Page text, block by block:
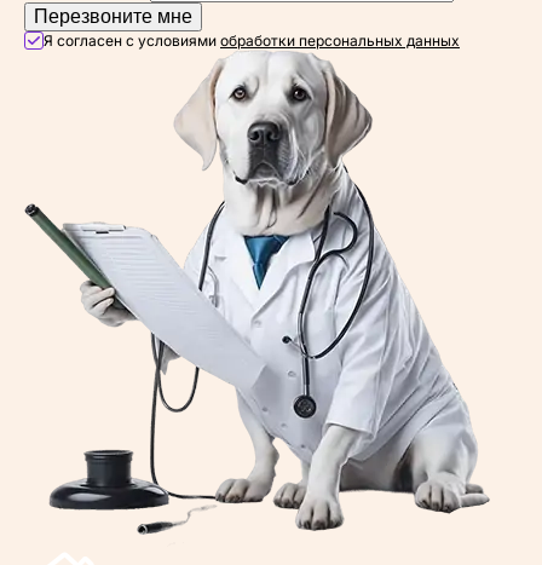
Перезвоните мне
Я согласен с условиями обработки персональных данных